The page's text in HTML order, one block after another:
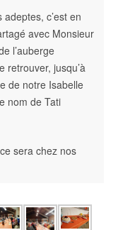
c’est en
avec Monsieur
l’auberge
retrouver, jusqu’à
de notre Isabelle
nom de Tati
sera chez nos